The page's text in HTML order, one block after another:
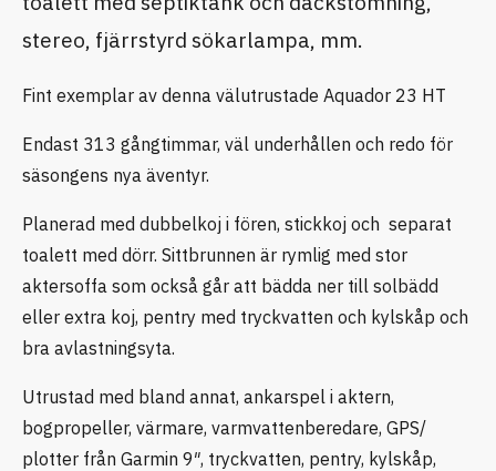
stereo, fjärrstyrd sökarlampa, mm.
Fint exemplar av denna välutrustade Aquador 23 HT
Endast 313 gångtimmar, väl underhållen och redo för
säsongens nya äventyr.
Planerad med dubbelkoj i fören, stickkoj och separat
toalett med dörr. Sittbrunnen är rymlig med stor
aktersoffa som också går att bädda ner till solbädd
eller extra koj, pentry med tryckvatten och kylskåp och
bra avlastningsyta.
Utrustad med bland annat, ankarspel i aktern,
bogpropeller, värmare, varmvattenberedare, GPS/
plotter från Garmin 9″, tryckvatten, pentry, kylskåp,